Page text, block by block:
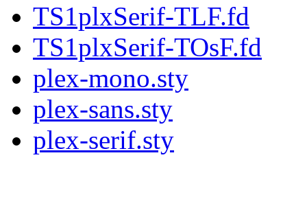
TS1plxSerif-TLF.fd
TS1plxSerif-TOsF.fd
plex-mono.sty
plex-sans.sty
plex-serif.sty